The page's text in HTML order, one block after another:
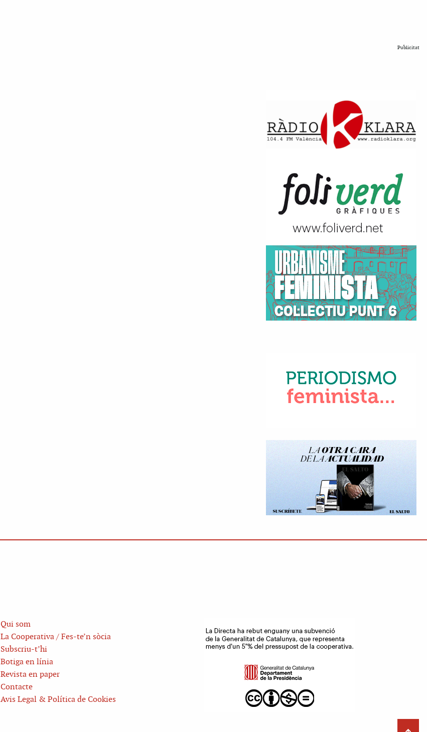
Publicitat
Qui som
La Cooperativa / Fes-te’n sòcia
Subscriu-t’hi
Botiga en línia
Revista en paper
Contacte
Avis Legal & Política de Cookies